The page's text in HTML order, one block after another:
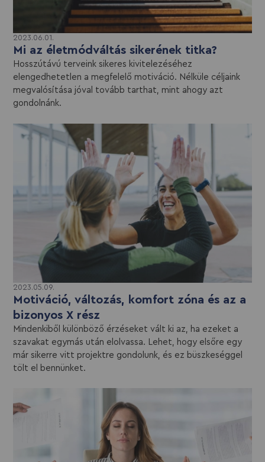
2023.06.01.
Mi az életmódváltás sikerének titka?
Hosszútávú terveink sikeres kivitelezéséhez
elengedhetetlen a megfelelő motiváció. Nélküle céljaink
megvalósítása jóval tovább tarthat, mint ahogy azt
gondolnánk.
2023.05.09.
Motiváció, változás, komfort zóna és az a
bizonyos X rész
Mindenkiből különböző érzéseket vált ki az, ha ezeket a
szavakat egymás után elolvassa. Lehet, hogy elsőre egy
már sikerre vitt projektre gondolunk, és ez büszkeséggel
tölt el bennünket.